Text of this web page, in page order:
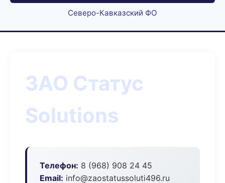
Северо-Кавказский ФО
ЗАО Статус
Solutions
Телефон: 8 (968) 908 24 45
Email: info@zaostatussoluti496.ru